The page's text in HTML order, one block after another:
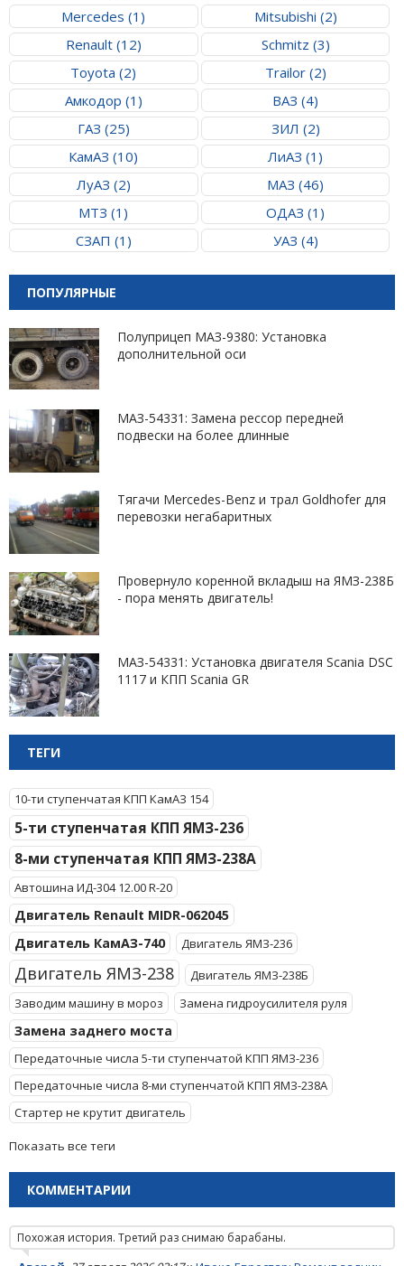
Mercedes (1)
Mitsubishi (2)
Renault (12)
Schmitz (3)
Toyota (2)
Trailor (2)
Амкодор (1)
ВАЗ (4)
ГАЗ (25)
ЗИЛ (2)
КамАЗ (10)
ЛиАЗ (1)
ЛуАЗ (2)
МАЗ (46)
МТЗ (1)
ОДАЗ (1)
СЗАП (1)
УАЗ (4)
ПОПУЛЯРНЫЕ
Полуприцеп МАЗ-9380: Установка
дополнительной оси
МАЗ-54331: Замена рессор передней
подвески на более длинные
Тягачи Mercedes-Benz и трал Goldhofer для
перевозки негабаритных
Провернуло коренной вкладыш на ЯМЗ-238Б
- пора менять двигатель!
МАЗ-54331: Установка двигателя Scania DSC
1117 и КПП Scania GR
ТЕГИ
10-ти ступенчатая КПП КамАЗ 154
5-ти ступенчатая КПП ЯМЗ-236
8-ми ступенчатая КПП ЯМЗ-238А
Автошина ИД-304 12.00 R-20
Двигатель Renault MIDR-062045
Двигатель КамАЗ-740
Двигатель ЯМЗ-236
Двигатель ЯМЗ-238
Двигатель ЯМЗ-238Б
Заводим машину в мороз
Замена гидроусилителя руля
Замена заднего моста
Передаточные числа 5-ти ступенчатой КПП ЯМЗ-236
Передаточные числа 8-ми ступенчатой КПП ЯМЗ-238А
Стартер не крутит двигатель
Показать все теги
КОММЕНТАРИИ
Похожая история. Третий раз снимаю барабаны.